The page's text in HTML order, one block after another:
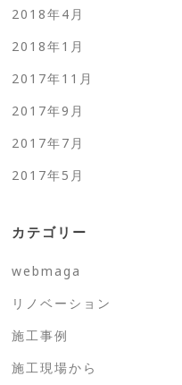
2018年4月
2018年1月
2017年11月
2017年9月
2017年7月
2017年5月
カテゴリー
webmaga
リノベーション
施工事例
施工現場から